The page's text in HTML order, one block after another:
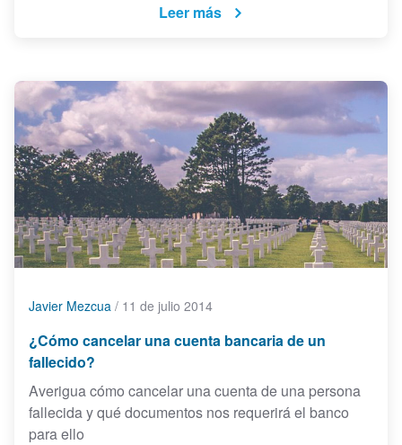
Leer más
Javier Mezcua / 11 de julio 2014
¿Cómo cancelar una cuenta bancaria de un
fallecido?
Averigua cómo cancelar una cuenta de una persona
fallecida y qué documentos nos requerirá el banco
para ello